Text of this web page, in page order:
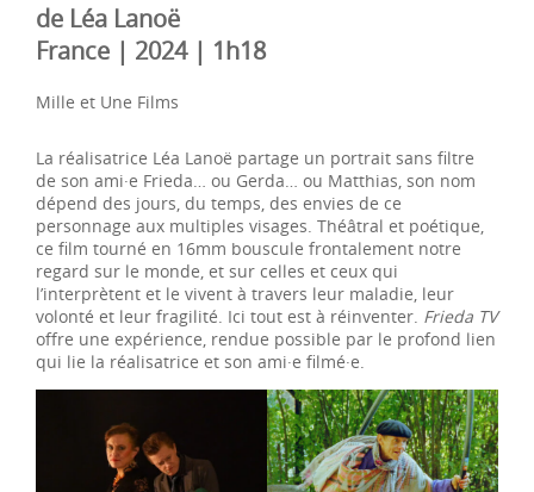
de Léa Lanoë
France | 2024 | 1h18
Mille et Une Films
La réalisatrice Léa Lanoë partage un portrait sans filtre
de son ami·e Frieda… ou Gerda… ou Matthias, son nom
dépend des jours, du temps, des envies de ce
personnage aux multiples visages. Théâtral et poétique,
ce film tourné en 16mm bouscule frontalement notre
regard sur le monde, et sur celles et ceux qui
l’interprètent et le vivent à travers leur maladie, leur
volonté et leur fragilité. Ici tout est à réinventer. Frieda TV
offre une expérience, rendue possible par le profond lien
qui lie la réalisatrice et son ami·e filmé·e.